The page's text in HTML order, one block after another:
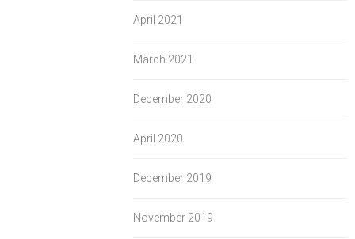
April 2021
March 2021
December 2020
April 2020
December 2019
November 2019